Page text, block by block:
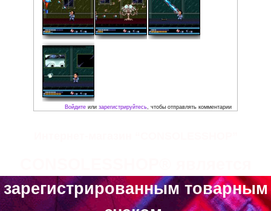
Скриншоты:
зарегистрированным товарным